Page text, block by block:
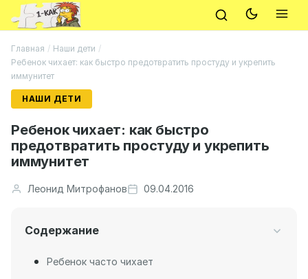
Главная / Наши дети /
Ребенок чихает: как быстро предотвратить простуду и укрепить
иммунитет
НАШИ ДЕТИ
Ребенок чихает: как быстро
предотвратить простуду и укрепить
иммунитет
Леонид Митрофанов 09.04.2016
Содержание
Ребенок часто чихает